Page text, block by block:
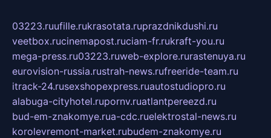
03223.ruufille.rukrasotata.ruprazdnikdushi.ru
veetbox.rucinemapost.ruciam-fr.rukraft-you.ru
mega-press.ru03223.ruweb-explore.rurastenuya.ru
eurovision-russia.rustrah-news.rufreeride-team.ru
itrack-24.rusexshopexpress.ruautostudiopro.ru
alabuga-cityhotel.rupornv.ruatlantpereezd.ru
bud-em-znakomye.rua-cdc.ruelektrostal-news.ru
korolevremont-market.rubudem-znakomye.ru